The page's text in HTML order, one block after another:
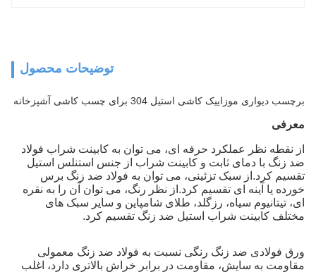
توضیحات محصول
برچسب دیواری موزاییک کاشی استیل 304 برای چسب کاشی آشپزخانه
معرفی
از نقطه نظر عملکرد حرفه ای، می توان به کابینت شراب فولاد
ضد زنگ با دمای ثابت و کابینت شراب از جنس استنلس استیل
تقسیم کرد.از سبک تزئینی، می توان به فولاد ضد زنگ برس
خورده یا آینه ای تقسیم کرد.از نظر رنگ، می توان آن را به نقره
ای، تیتانیوم سیاه، رزگلد، طلای شامپاین و سایر سبک های
مختلف کابینت شراب استیل ضد زنگ تقسیم کرد.
ورق فولادی ضد زنگ رنگی نسبت به فولاد ضد زنگ معمولی
مقاومت به سایش، مقاومت در برابر خراش بالاتری دارد، اغلب